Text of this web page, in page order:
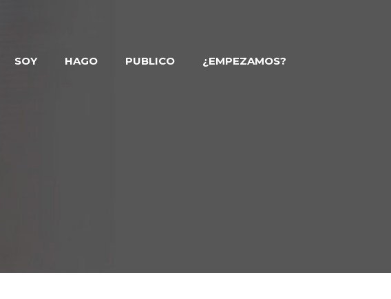
SOY HAGO PUBLICO ¿EMPEZAMOS?